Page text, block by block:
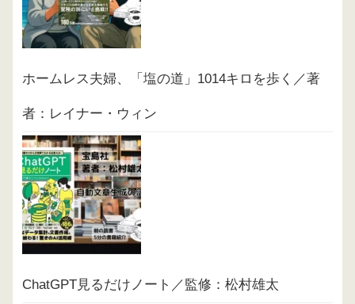
ホームレス夫婦、「塩の道」1014キロを歩く／著
者：レイナー・ウィン
ChatGPT見るだけノート／監修：松村雄太